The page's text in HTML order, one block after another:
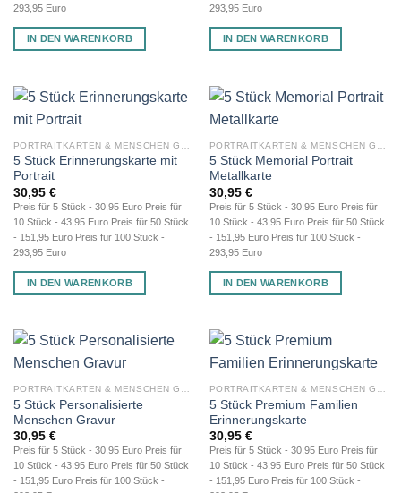
293,95 Euro
IN DEN WARENKORB
293,95 Euro
IN DEN WARENKORB
5 Stück Erinnerungskarte mit
Portrait
30,95 €
Preis für 5 Stück - 30,95 Euro Preis für
10 Stück - 43,95 Euro Preis für 50 Stück
- 151,95 Euro Preis für 100 Stück -
293,95 Euro
IN DEN WARENKORB
5 Stück Memorial Portrait
Metallkarte
30,95 €
Preis für 5 Stück - 30,95 Euro Preis für
10 Stück - 43,95 Euro Preis für 50 Stück
- 151,95 Euro Preis für 100 Stück -
293,95 Euro
IN DEN WARENKORB
5 Stück Personalisierte
Menschen Gravur
30,95 €
Preis für 5 Stück - 30,95 Euro Preis für
10 Stück - 43,95 Euro Preis für 50 Stück
- 151,95 Euro Preis für 100 Stück -
5 Stück Premium Familien
Erinnerungskarte
30,95 €
Preis für 5 Stück - 30,95 Euro Preis für
10 Stück - 43,95 Euro Preis für 50 Stück
- 151,95 Euro Preis für 100 Stück -